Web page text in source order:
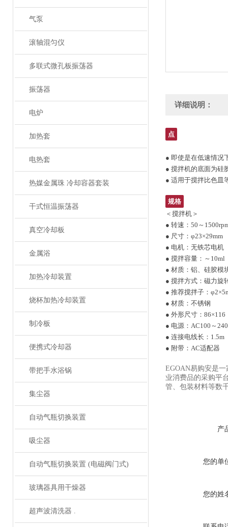
气泵
滚轴混匀仪
多联式微孔板振荡器
振荡器
电炉
加热套
电热套
热媒金属珠 冷却容器套装
干式恒温振荡器
真空冷却板
金属浴
加热冷却装置
烧杯加热冷却装置
制冷板
便携式冷却器
带把手水浴锅
集尘器
自动气瓶切换装置
吸尘器
自动气瓶切换装置 (电磁阀门式)
玻璃器具用干燥器
超声波清洗器 .
详细说明：
点
● 即使是在低速情况
● 搅拌机的底面为硅
● 适用于搅拌比色皿
规格
＜搅拌机＞
● 转速：50～
● 尺寸：φ23×29mm
● 电机：无铁芯电机
● 搅拌容量：～10ml
● 材质：铝、硅胶模
● 搅拌方式：磁力旋
● 推荐搅拌子：
● 材质：不锈钢
● 外形尺寸：
● 电源：AC100～
● 连接电线长：1.5m
● 附带：AC适配器
EGOAN易购安是
业消费品的采购平
管、包装材料等数
产
您的单
您的姓